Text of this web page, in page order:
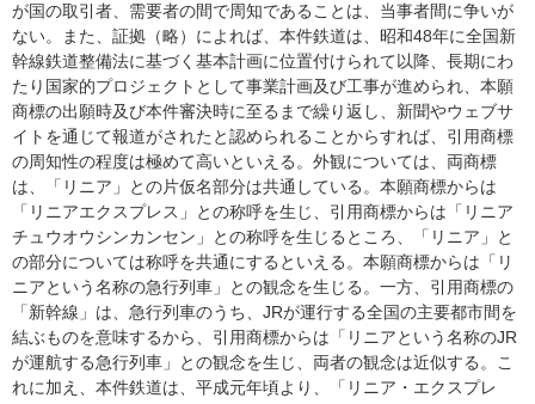
が国の取引者、需要者の間で周知であることは、当事者間に争いが
ない。また、証拠（略）によれば、本件鉄道は、昭和48年に全国新
幹線鉄道整備法に基づく基本計画に位置付けられて以降、長期にわ
たり国家的プロジェクトとして事業計画及び工事が進められ、本願
商標の出願時及び本件審決時に至るまで繰り返し、新聞やウェブサ
イトを通じて報道がされたと認められることからすれば、引用商標
の周知性の程度は極めて高いといえる。外観については、両商標
は、「リニア」との片仮名部分は共通している。本願商標からは
「リニアエクスプレス」との称呼を生じ、引用商標からは「リニア
チュウオウシンカンセン」との称呼を生じるところ、「リニア」と
の部分については称呼を共通にするといえる。本願商標からは「リ
ニアという名称の急行列車」との観念を生じる。一方、引用商標の
「新幹線」は、急行列車のうち、JRが運行する全国の主要都市間を
結ぶものを意味するから、引用商標からは「リニアという名称のJR
が運航する急行列車」との観念を生じ、両者の観念は近似する。こ
れに加え、本件鉄道は、平成元年頃より、「リニア・エクスプレ